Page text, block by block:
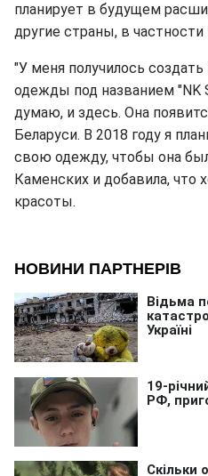
планирует в будущем
другие страны, в частности
"У меня получилось
одежды под названием "NK
думаю, и здесь. Она
Беларуси. В 2018 году я
свою одежду, чтобы она
Каменских и добавила, что
красоты.